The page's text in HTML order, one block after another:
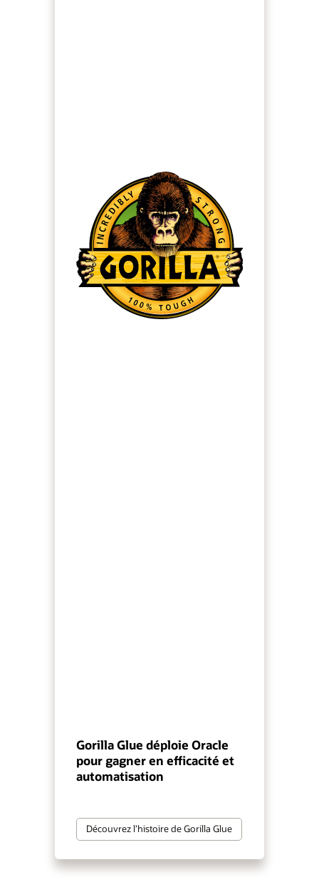
Gorilla Glue déploie Oracle
pour gagner en efficacité et
automatisation
Découvrez l’histoire de Gorilla Glue